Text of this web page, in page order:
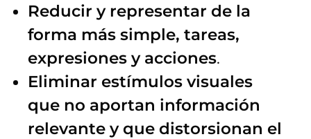
Reducir y representar de la
forma más simple, tareas,
expresiones y acciones.
Eliminar estímulos visuales
que no aportan información
relevante y que distorsionan el